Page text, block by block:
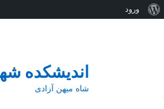
درباره
ورود
اندیشکده
شاه میهن آزادی